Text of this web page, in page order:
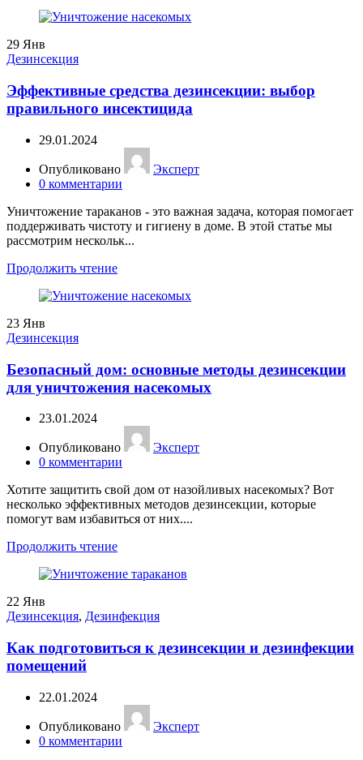
29 Янв
Дезинсекция
Эффективные средства дезинсекции: выбор
правильного инсектицида
29.01.2024
Опубликовано
Эксперт
0 комментарии
Уничтожение тараканов - это важная задача, которая помогает
поддерживать чистоту и гигиену в доме. В этой статье мы
рассмотрим нескольк...
Продолжить чтение
23 Янв
Дезинсекция
Безопасный дом: основные методы дезинсекции
для уничтожения насекомых
23.01.2024
Опубликовано
Эксперт
0 комментарии
Хотите защитить свой дом от назойливых насекомых? Вот
несколько эффективных методов дезинсекции, которые
помогут вам избавиться от них....
Продолжить чтение
22 Янв
Дезинсекция, Дезинфекция
Как подготовиться к дезинсекции и дезинфекции
помещений
22.01.2024
Опубликовано
Эксперт
0 комментарии